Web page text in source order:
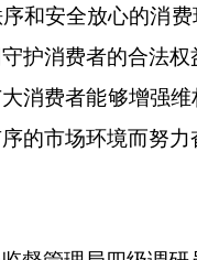
和安全放心的消
护消费者的合法
消费者能够增强
的市场环境而努力